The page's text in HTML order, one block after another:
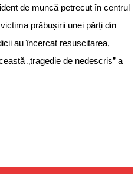
de muncă petrecut în centrul
prăbușirii unei părți din
au încercat resuscitarea,
„tragedie de nedescris” a